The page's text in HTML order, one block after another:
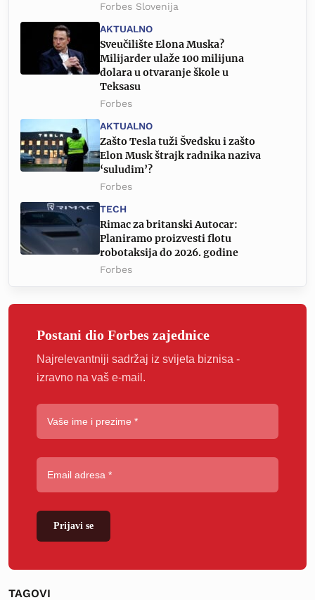
Forbes Slovenija
AKTUALNO
Sveučilište Elona Muska?
Milijarder ulaže 100 milijuna
dolara u otvaranje škole u
Teksasu
Forbes
AKTUALNO
Zašto Tesla tuži Švedsku i zašto
Elon Musk štrajk radnika naziva
‘suludim’?
Forbes
TECH
Rimac za britanski Autocar:
Planiramo proizvesti flotu
robotaksija do 2026. godine
Forbes
Postani dio Forbes zajednice
Najrelevantniji sadržaj iz svijeta biznisa -
izravno na vaš e-mail.
Prijavi se
TAGOVI